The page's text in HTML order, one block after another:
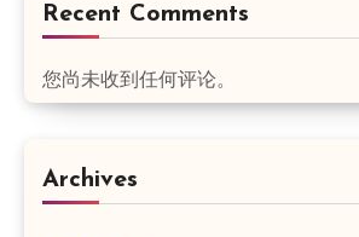
Recent Comments
您尚未收到任何评论。
Archives